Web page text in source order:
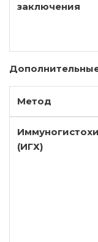
заключения
Метод
(ИГХ)